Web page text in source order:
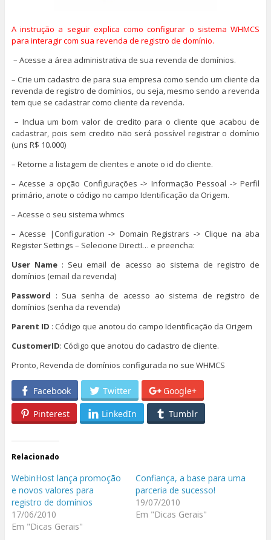
A instrução a seguir explica como configurar o sistema WHMCS
para interagir com sua revenda de registro de domínio.
– Acesse a área administrativa de sua revenda de domínios.
– Crie um cadastro de para sua empresa como sendo um cliente da
revenda de registro de domínios, ou seja, mesmo sendo a revenda
tem que se cadastrar como cliente da revenda.
– Inclua um bom valor de credito para o cliente que acabou de
cadastrar, pois sem credito não será possível registrar o domínio
(uns R$ 10.000)
– Retorne a listagem de clientes e anote o id do cliente.
– Acesse a opção Configurações -> Informação Pessoal -> Perfil
primário, anote o código no campo Identificação da Origem.
– Acesse o seu sistema whmcs
– Acesse |Configuration -> Domain Registrars -> Clique na aba
Register Settings – Selecione DirectI… e preencha:
User Name : Seu email de acesso ao sistema de registro de
domínios (email da revenda)
Password : Sua senha de acesso ao sistema de registro de
domínios (senha da revenda)
Parent ID : Código que anotou do campo Identificação da Origem
CustomerID: Código que anotou do cadastro de cliente.
Pronto, Revenda de domínios configurada no sue WHMCS
Facebook Twitter
Google+
Pinterest
LinkedIn Tumblr
Relacionado
WebinHost lança promoção
e novos valores para
registro de domínios
17/06/2010
Em "Dicas Gerais"
Confiança, a base para uma
parceria de sucesso!
19/07/2010
Em "Dicas Gerais"